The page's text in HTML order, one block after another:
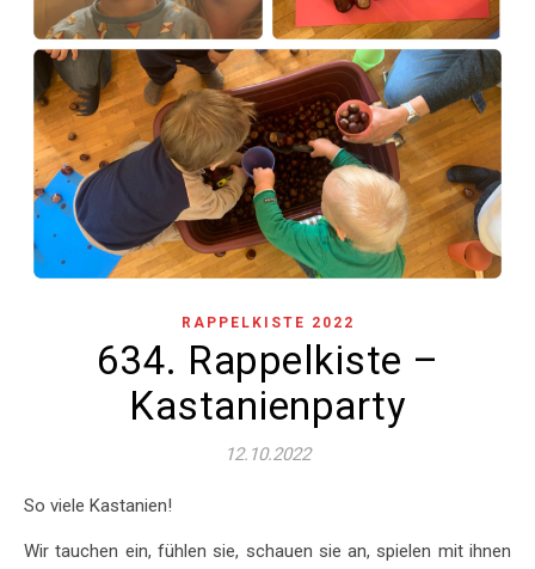
RAPPELKISTE 2022
634. Rappelkiste –
Kastanienparty
12.10.2022
So viele Kastanien!
Wir tauchen ein, fühlen sie, schauen sie an, spielen mit ihnen